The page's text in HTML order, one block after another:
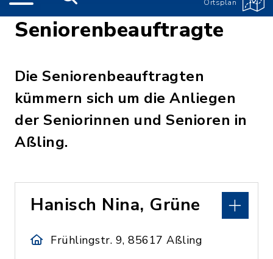
Ortsplan
Seniorenbeauftragte
Die Seniorenbeauftragten
kümmern sich um die Anliegen
der Seniorinnen und Senioren in
Aßling.
Hanisch Nina, Grüne
Frühlingstr. 9, 85617 Aßling